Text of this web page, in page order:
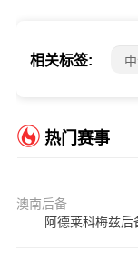
相关标签:
热门赛事
澳南后备
阿德莱科梅兹后